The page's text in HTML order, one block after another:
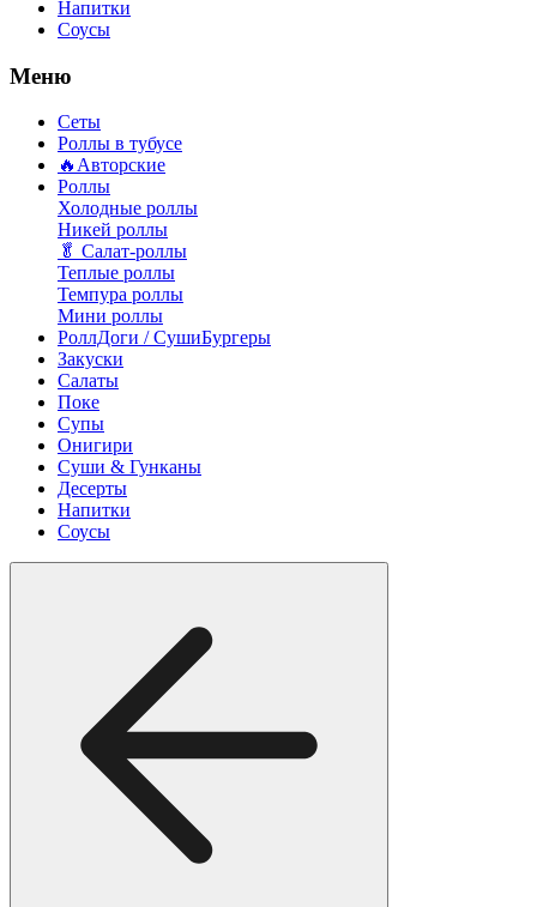
Напитки
Соусы
Меню
Сеты
Роллы в тубусе
🔥Авторские
Роллы
Холодные роллы
Никей роллы
🥬 Салат-роллы
Теплые роллы
Темпура роллы
Мини роллы
РоллДоги / СушиБургеры
Закуски
Салаты
Поке
Супы
Онигири
Суши & Гунканы
Десерты
Напитки
Соусы